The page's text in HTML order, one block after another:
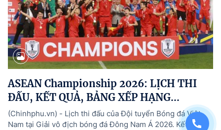
ASEAN Championship 2026: LỊCH THI
ĐẤU, KẾT QUẢ, BẢNG XẾP HẠNG...
(Chinhphu.vn) - Lịch thi đấu của Đội tuyển Bóng đá Việt
Nam tại Giải vô địch bóng đá Đông Nam Á 2026. Kết quả,